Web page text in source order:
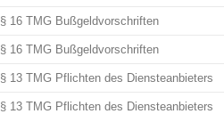
§ 16 TMG Bußgeldvorschriften
§ 16 TMG Bußgeldvorschriften
§ 13 TMG Pflichten des Diensteanbieters
§ 13 TMG Pflichten des Diensteanbieters